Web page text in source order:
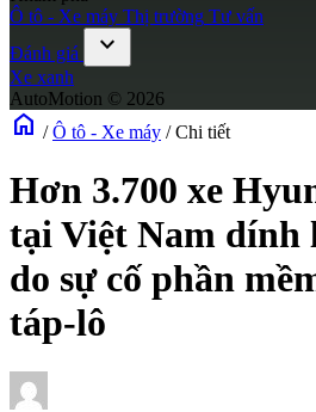
Ô tô - Xe máy Thị trường Tư vấn
Đánh giá
expand_more
Xe xanh
AutoMotion © 2026
home / Ô tô - Xe máy / Chi tiết
Hơn 3.700 xe
tại Việt Nam dính
do sự cố phần
táp-lô